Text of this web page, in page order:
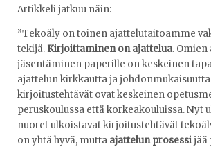
Artikkeli jatkuu näin:
”Tekoäly on toinen ajattelutaitoamme
tekijä. Kirjoittaminen on ajattelua. Omien
jäsentäminen paperille on keskeinen
ajattelun kirkkautta ja
kirjoitustehtävät ovat keskeinen
peruskoulussa että korkeakouluissa. Nyt
nuoret ulkoistavat kirjoitustehtävät
on yhtä hyvä, mutta ajattelun prosessijää